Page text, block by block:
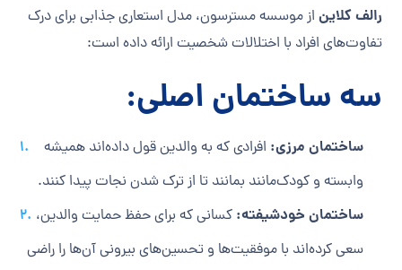
رالف کلاین از موسسه مسترسون، مدل استعاری جذابی برای درک
تفاوت‌های افراد با اختلالات شخصیت ارائه داده است:
سه ساختمان اصلی:
ساختمان مرزی: افرادی که به والدین قول داده‌اند همیشه
وابسته و کودک‌مانند بمانند تا از ترک شدن نجات پیدا کنند.
ساختمان خودشیفته: کسانی که برای حفظ حمایت والدین،
سعی کرده‌اند با موفقیت‌ها و تحسین‌های بیرونی آن‌ها را راضی